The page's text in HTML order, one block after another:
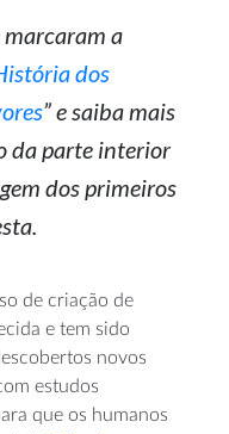
a
dos
” e saiba mais
da parte interior
dos primeiros
de criação de
e tem sido
novos
estudos
que os humanos